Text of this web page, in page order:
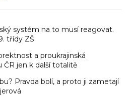
systém na to musí reagovat.
třídy ZŠ
a proukrajinská
ČR jen k další totalitě
Pravda bolí, a proto ji zametají